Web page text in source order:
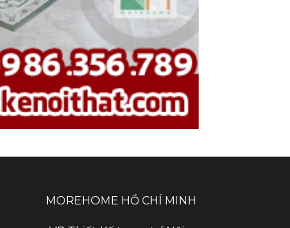
MOREHOME HỒ CHÍ MINH